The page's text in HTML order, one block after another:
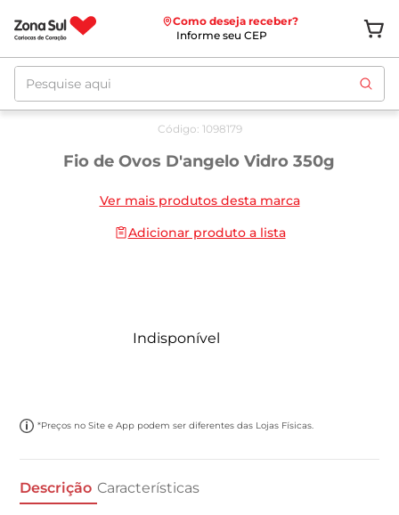
Como deseja receber?
Informe seu CEP
Pesquise aqui
Código: 1098179
Fio de Ovos D'angelo Vidro 350g
Ver mais produtos desta marca
Adicionar produto a lista
Indisponível
*Preços no Site e App podem ser diferentes das Lojas Físicas.
Descrição Características